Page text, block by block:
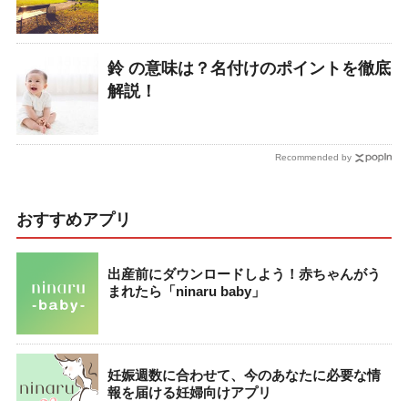
鈴 の意味は？名付けのポイントを徹底
解説！
Recommended by
おすすめアプリ
出産前にダウンロードしよう！赤ちゃんがう
まれたら「ninaru baby」
妊娠週数に合わせて、今のあなたに必要な情
報を届ける妊婦向けアプリ